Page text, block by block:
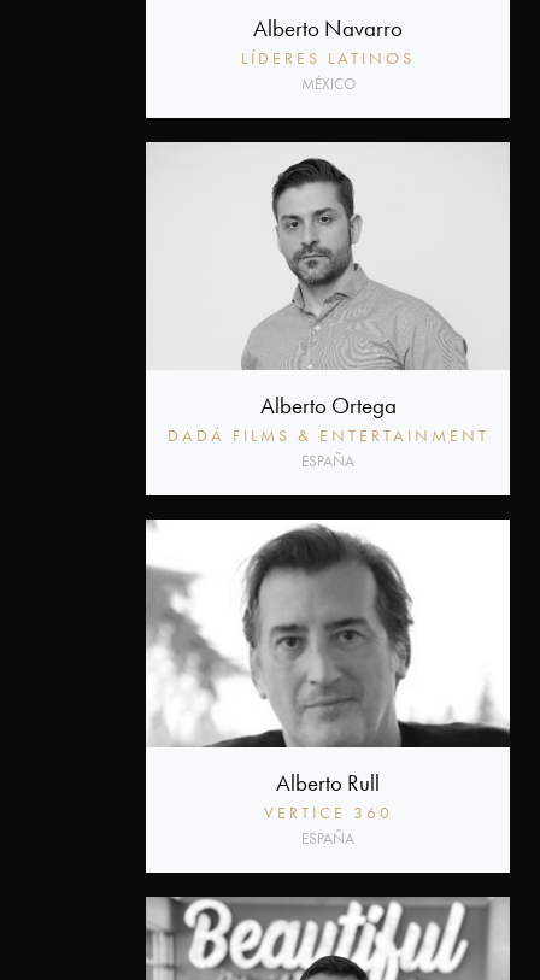
Alberto Navarro
LÍDERES LATINOS
MÉXICO
Alberto Ortega
DADÁ FILMS & ENTERTAINMENT
ESPAÑA
Alberto Rull
VERTICE 360
ESPAÑA